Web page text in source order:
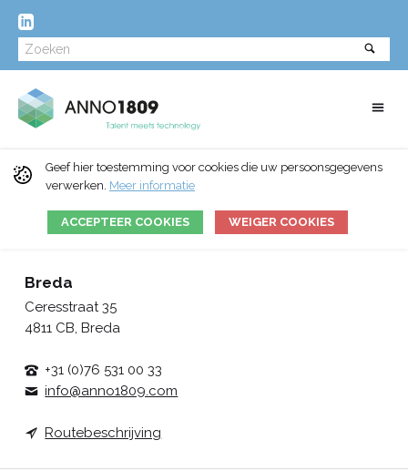
Geef hier toestemming voor cookies die uw persoonsgegevens
verwerken. Meer informatie
ACCEPTEER COOKIES WEIGER COOKIES
Breda
Ceresstraat 35
4811 CB, Breda
+31 (0)76 531 00 33
info@anno1809.com
Routebeschrijving